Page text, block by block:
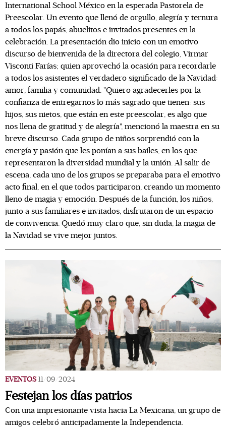
International School México en la esperada Pastorela de
Preescolar. Un evento que llenó de orgullo, alegría y ternura
a todos los papás, abuelitos e invitados presentes en la
celebración. La presentación dio inicio con un emotivo
discurso de bienvenida de la directora del colegio, Virmar
Visconti Farías; quien aprovechó la ocasión para recordarle
a todos los asistentes el verdadero significado de la Navidad:
amor, familia y comunidad. "Quiero agradecerles por la
confianza de entregarnos lo más sagrado que tienen: sus
hijos, sus nietos, que están en este preescolar, es algo que
nos llena de gratitud y de alegría", mencionó la maestra en su
breve discurso. Cada grupo de niños sorprendió con la
energía y pasión que les ponían a sus bailes, en los que
representaron la diversidad mundial y la unión. Al salir de
escena, cada uno de los grupos se preparaba para el emotivo
acto final, en el que todos participaron, creando un momento
lleno de magia y emoción. Después de la función, los niños,
junto a sus familiares e invitados, disfrutaron de un espacio
de convivencia. Quedó muy claro que, sin duda, la magia de
la Navidad se vive mejor juntos.
EVENTOS 11/09/2024
Festejan los días patrios
Con una impresionante vista hacia La Mexicana, un grupo de
amigos celebró anticipadamente la Independencia.